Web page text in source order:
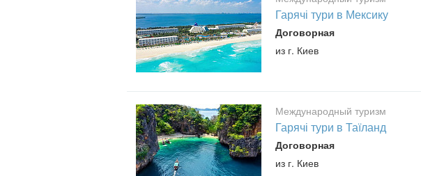
Гарячі тури в Мексику
Договорная
из г. Киев
Международный туризм
Гарячі тури в Таїланд
Договорная
из г. Киев